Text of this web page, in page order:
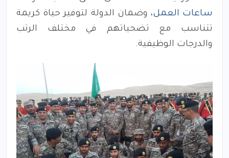
ساعات العمل، وضمان الدولة لتوفير حياة كريمة
تتناسب مع تضحياتهم في مختلف الرتب
والدرجات الوظيفية.